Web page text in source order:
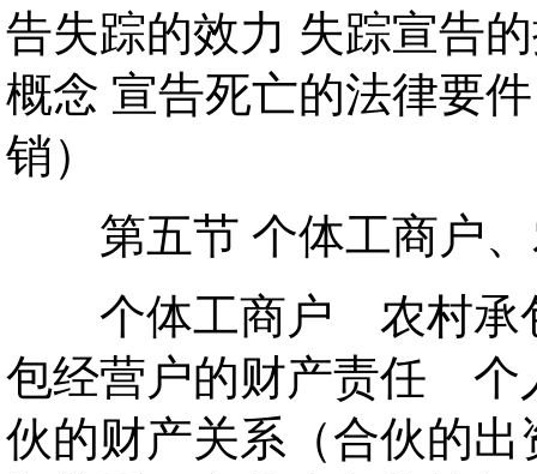
告失踪的效力 失踪宣告
概念 宣告死亡的法律要
销）
第五节 个体工商户、
个体工商户 农村承包
包经营户的财产责任
伙的财产关系（合伙的